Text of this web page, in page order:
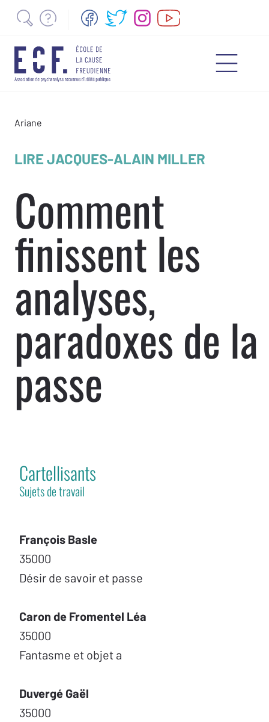
Ariane
LIRE JACQUES-ALAIN MILLER
Comment
finissent les
analyses,
paradoxes de la
passe
Cartellisants
Sujets de travail
François Basle
35000
Désir de savoir et passe
Caron de Fromentel Léa
35000
Fantasme et objet a
Duvergé Gaël
35000